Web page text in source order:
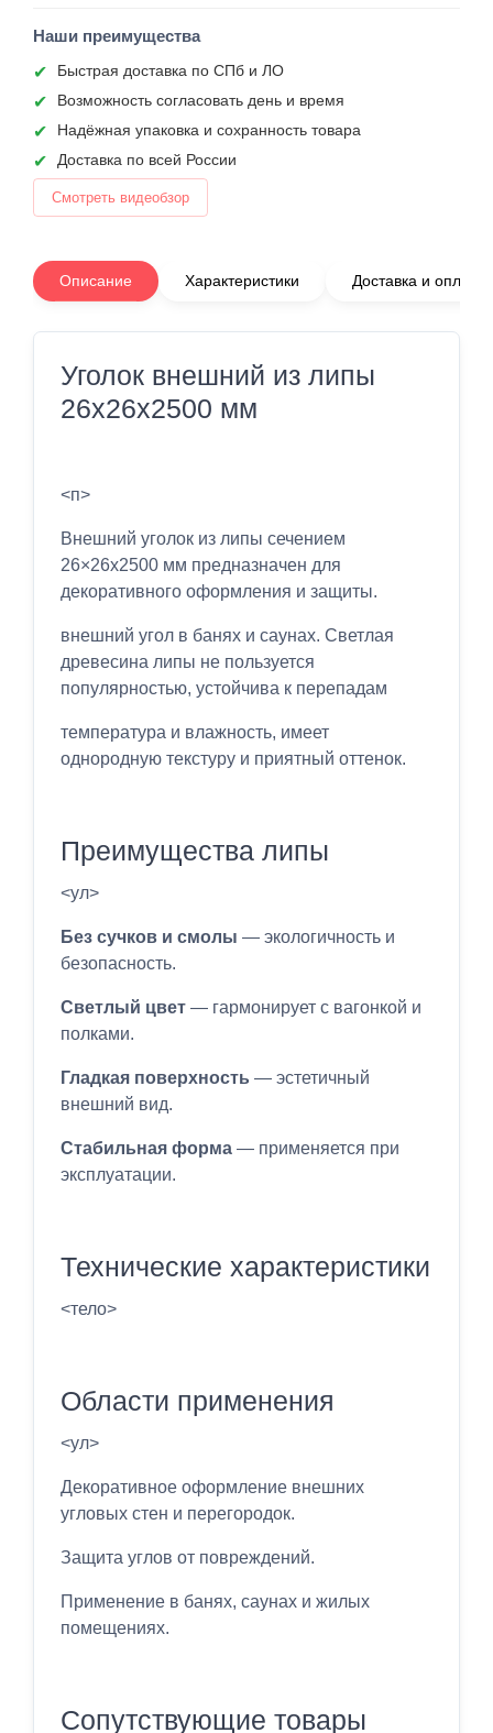
Наши преимущества
Быстрая доставка по СПб и ЛО
Возможность согласовать день и время
Надёжная упаковка и сохранность товара
Доставка по всей России
Смотреть видеобзор
Описание Характеристики Доставка и оплата
Уголок внешний из липы
26х26x2500 мм
<п>
Внешний уголок из липы сечением
26×26x2500 мм предназначен для
декоративного оформления и защиты.
внешний угол в банях и саунах. Светлая
древесина липы не пользуется
популярностью, устойчива к перепадам
температура и влажность, имеет
однородную текстуру и приятный оттенок.
Преимущества липы
<ул>
Без сучков и смолы — экологичность и
безопасность.
Светлый цвет — гармонирует с вагонкой и
полками.
Гладкая поверхность — эстетичный
внешний вид.
Стабильная форма — применяется при
эксплуатации.
Технические характеристики
<тело>
Области применения
<ул>
Декоративное оформление внешних
угловых стен и перегородок.
Защита углов от повреждений.
Применение в банях, саунах и жилых
помещениях.
Сопутствующие товары